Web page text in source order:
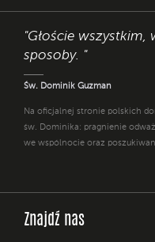
"Głoście wszystkim,
sposoby. "
Św. Dominik Guzman
Na oficjalnej stronie polskich
św. Dominika: pragnienie
we wspólnocie oraz
Znajdź nas